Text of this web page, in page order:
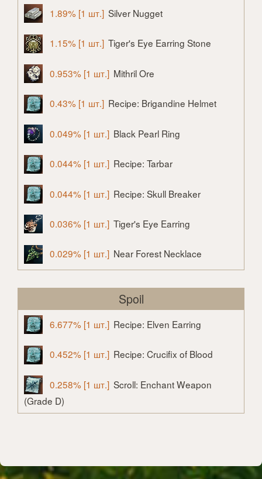
1.89% [1 шт.] Silver Nugget
1.15% [1 шт.] Tiger's Eye Earring Stone
0.953% [1 шт.] Mithril Ore
0.43% [1 шт.] Recipe: Brigandine Helmet
0.049% [1 шт.] Black Pearl Ring
0.044% [1 шт.] Recipe: Tarbar
0.044% [1 шт.] Recipe: Skull Breaker
0.036% [1 шт.] Tiger's Eye Earring
0.029% [1 шт.] Near Forest Necklace
Spoil
6.677% [1 шт.] Recipe: Elven Earring
0.452% [1 шт.] Recipe: Crucifix of Blood
0.258% [1 шт.] Scroll: Enchant Weapon
(Grade D)